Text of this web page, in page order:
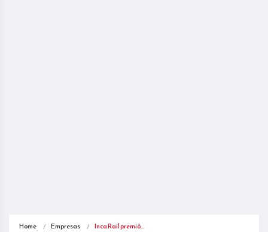
Home Empresas Inca Rail premió…